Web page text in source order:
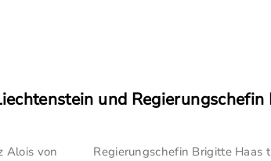
und
Alois von
Regierungschefin Brigitte Haas